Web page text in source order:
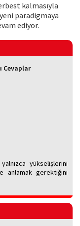
kalmasıyla
paradigmaya
ediyor.
Cevaplar
yükselişlerini
anlamak gerektiğini